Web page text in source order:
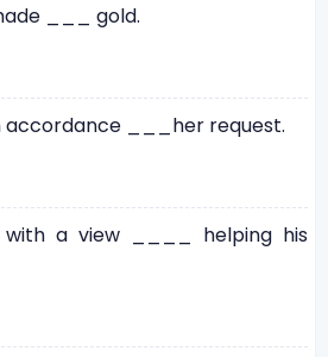
___ gold.
accordance ___her request.
with a view ____ helping his